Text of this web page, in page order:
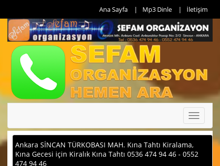
Ana Sayfa Mp3 Dinle İletişim
Toggle
Ankara SİNCAN TÜRKOBASI MAH. Kına Tahtı Kiralama,
Kına Gecesi için Kiralık Kına Tahtı 0536 474 94 46 - 0552
474 94 46